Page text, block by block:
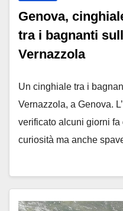
Genova,
tra i bagnanti
Vernazzola ￼
Un cinghiale tra i
Vernazzola, a Genova.
verificato alcuni giorni
curiosità ma anche